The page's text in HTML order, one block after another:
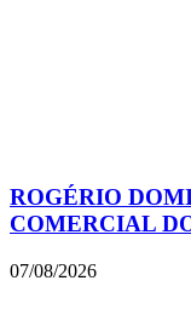
ROGÉRIO
COMERCIAL
07/08/2026